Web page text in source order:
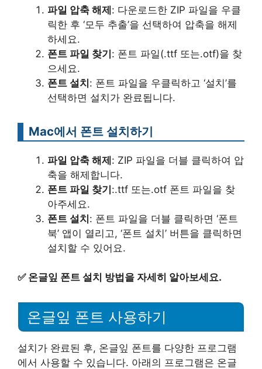
파일 압축 해제: 다운로드한 ZIP 파일을 우클
릭한 후 ‘모두 추출’을 선택하여 압축을 해제
하세요.
폰트 파일 찾기: 폰트 파일(.ttf 또는.otf)을 찾
으세요.
폰트 설치: 폰트 파일을 우클릭하고 ‘설치’를
선택하면 설치가 완료됩니다.
Mac에서 폰트 설치하기
파일 압축 해제: ZIP 파일을 더블 클릭하여 압
축을 해제합니다.
폰트 파일 찾기:.ttf 또는.otf 폰트 파일을 찾
아주세요.
폰트 설치: 폰트 파일을 더블 클릭하면 ‘폰트
북’ 앱이 열리고, ‘폰트 설치’ 버튼을 클릭하면
설치할 수 있어요.
✅ 온글잎 폰트 설치 방법을 자세히 알아보세요.
온글잎 폰트 사용하기
설치가 완료된 후, 온글잎 폰트를 다양한 프로그램
에서 사용할 수 있습니다. 아래의 프로그램은 온글